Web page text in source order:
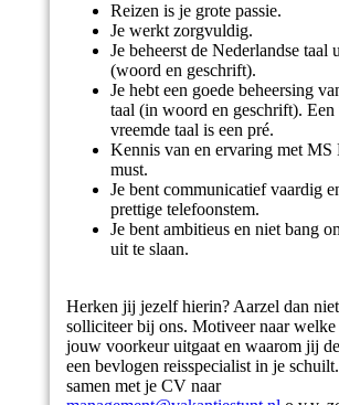
Reizen is je grote passie.
Je werkt zorgvuldig.
Je beheerst de Nederlandse taal
(woord en geschrift).
Je hebt een goede beheersing
taal (in woord en geschrift). Een
vreemde taal is een pré.
Kennis van en ervaring met MS
must.
Je bent communicatief vaardig
prettige telefoonstem.
Je bent ambitieus en niet bang
uit te slaan.
Herken jij jezelf hierin? Aarzel dan
solliciteer bij ons. Motiveer naar welke
jouw voorkeur uitgaat en waarom jij
een bevlogen reisspecialist in je
samen met je CV naar